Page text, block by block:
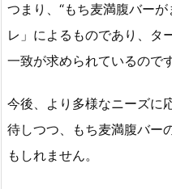
つまり、“もち麦満腹バー
レ」によるものであり、タ
一致が求められているのです
今後、より多様なニーズに
待しつつ、もち麦満腹バー
もしれません。